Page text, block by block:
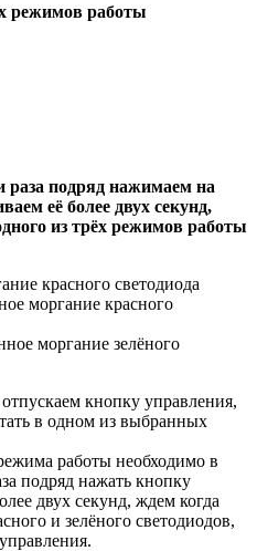
режимов работы
раза подряд нажимаем на
её более двух секунд,
из трёх режимов работы
красного светодиода
моргание красного
моргание зелёного
кнопку управления,
в одном из выбранных
работы необходимо в
подряд нажать кнопку
двух секунд, ждем когда
и зелёного светодиодов,